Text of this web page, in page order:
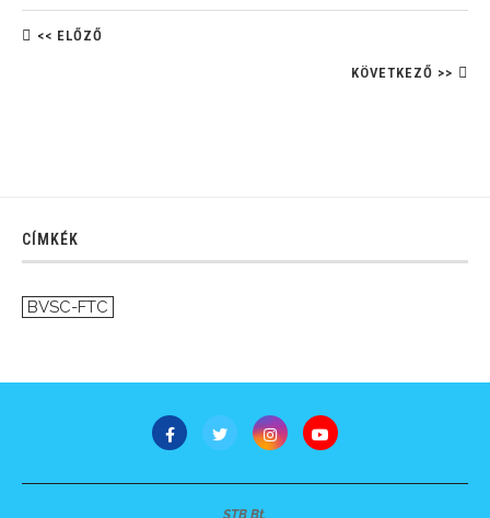
<< ELŐZŐ
KÖVETKEZŐ >>
CÍMKÉK
BVSC-FTC
STB Bt.